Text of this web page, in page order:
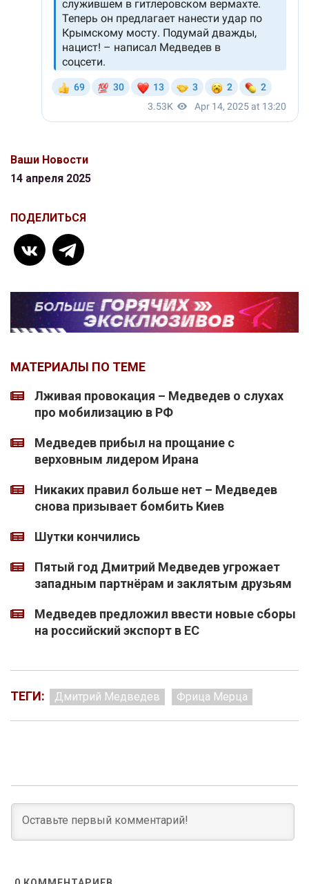
Ваши Новости
14 апреля 2025
ПОДЕЛИТЬСЯ
МАТЕРИАЛЫ ПО ТЕМЕ
Лживая провокация – Медведев о слухах
про мобилизацию в РФ
Медведев прибыл на прощание с
верховным лидером Ирана
Никаких правил больше нет – Медведев
снова призывает бомбить Киев
Шутки кончились
Пятый год Дмитрий Медведев угрожает
западным партнёрам и заклятым друзьям
Медведев предложил ввести новые сборы
на российский экспорт в ЕС
ТЕГИ: Дмитрий Медведев Фрица Мерца